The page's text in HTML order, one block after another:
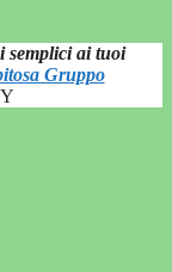
semplici ai tuoi
Gruppo